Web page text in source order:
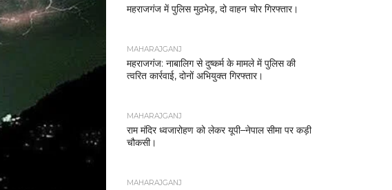
महराजगंज में पुलिस मुठभेड़, दो वाहन चोर गिरफ्तार।
MAHARAJGANJ
महराजगंज: नाबालिग से दुष्कर्म के मामले में पुलिस की
त्वरित कार्रवाई, दोनों अभियुक्त गिरफ्तार।
MAHARAJGANJ
राम मंदिर ध्वजारोहण को लेकर यूपी–नेपाल सीमा पर कड़ी
चौकसी।
MAHARAJGANJ